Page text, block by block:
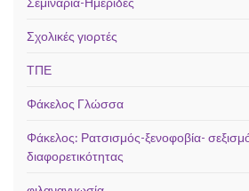
Σχολικές γιορτές
ΤΠΕ
Φάκελος Γλώσσα
Φάκελος: Ρατσισμός-ξενοφοβία-
διαφορετικότητας